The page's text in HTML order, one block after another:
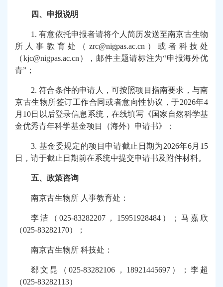
四、申报说明
1.有意依托申报者请将个人简历发送至南京古生物
所人事教育处（zrc@nigpas.ac.cn）或者科技处
（kjc@nigpas.ac.cn），邮件主题请标注为“申报海外优
青”；
2.符合条件的申请人，可按照项目指南要求，与南
京古生物所签订工作合同或者意向性协议，于2026年4
月10日以后登录信息系统，在线填写《国家自然科学基
金优秀青年科学基金项目（海外）申请书》；
3. 基金委规定的项目申请截止日期为2026年6月15
日，请于截止日期前在系统中提交申请书及附件材料。
五、政策咨询
南京古生物所 人事教育处：
李洁（025-83282207，15951928484）；马嘉欣
（025-83282170）；
南京古生物所 科技处：
郄文昆（025-83282106，18921445697）；李超
（025-83282113）